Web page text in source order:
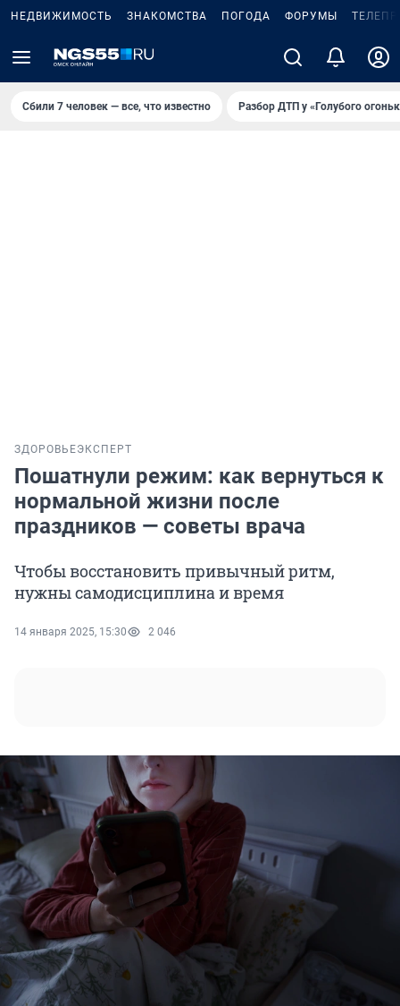
НЕДВИЖИМОСТЬ ЗНАКОМСТВА ПОГОДА ФОРУМЫ
Сбили 7 человек — все, что известно Разбор ДТП у «Голубого
ЗДОРОВЬЕЭКСПЕРТ
Пошатнули режим: как вернуться к
нормальной жизни после
праздников — советы врача
Чтобы восстановить привычный ритм,
нужны самодисциплина и время
14 января 2025, 15:30 2 046